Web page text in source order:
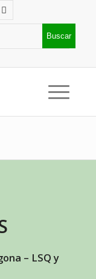
– LSQ y